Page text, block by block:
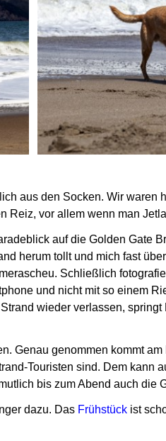
aus den Socken.Wir waren
Reiz,vor allem wenn man
auf die Golden Gate
herum tollt und mich fast
Schließlich
und nicht mit so einem
wieder verlassen,
Genau genommen kommt
Touristen sind. Dem kann
bis zum Abend auch die
dazu. Das Frühstück ist